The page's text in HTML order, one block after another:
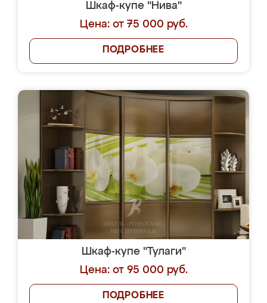
Шкаф-купе "Нива"
Цена: от 75 000 руб.
ПОДРОБНЕЕ
Шкаф-купе "Тулаги"
Цена: от 95 000 руб.
ПОДРОБНЕЕ